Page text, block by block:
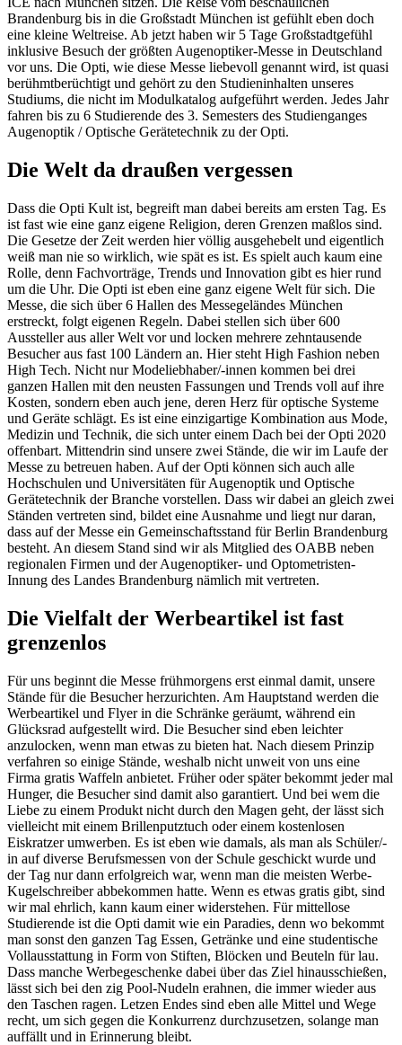
Brandenburg bis in die Großstadt München ist gefühlt eben doch
eine kleine Weltreise. Ab jetzt haben wir 5 Tage Großstadtgefühl
inklusive Besuch der größten Augenoptiker-Messe in Deutschland
vor uns. Die Opti, wie diese Messe liebevoll genannt wird, ist quasi
berühmtberüchtigt und gehört zu den Studieninhalten unseres
Studiums, die nicht im Modulkatalog aufgeführt werden. Jedes Jahr
fahren bis zu 6 Studierende des 3. Semesters des Studienganges
Augenoptik / Optische Gerätetechnik zu der Opti.
Die Welt da draußen vergessen
Dass die Opti Kult ist, begreift man dabei bereits am ersten Tag. Es
ist fast wie eine ganz eigene Religion, deren Grenzen maßlos sind.
Die Gesetze der Zeit werden hier völlig ausgehebelt und eigentlich
weiß man nie so wirklich, wie spät es ist. Es spielt auch kaum eine
Rolle, denn Fachvorträge, Trends und Innovation gibt es hier rund
um die Uhr. Die Opti ist eben eine ganz eigene Welt für sich. Die
Messe, die sich über 6 Hallen des Messegeländes München
erstreckt, folgt eigenen Regeln. Dabei stellen sich über 600
Aussteller aus aller Welt vor und locken mehrere zehntausende
Besucher aus fast 100 Ländern an. Hier steht High Fashion neben
High Tech. Nicht nur Modeliebhaber/-innen kommen bei drei
ganzen Hallen mit den neusten Fassungen und Trends voll auf ihre
Kosten, sondern eben auch jene, deren Herz für optische Systeme
und Geräte schlägt. Es ist eine einzigartige Kombination aus Mode,
Medizin und Technik, die sich unter einem Dach bei der Opti 2020
offenbart. Mittendrin sind unsere zwei Stände, die wir im Laufe der
Messe zu betreuen haben. Auf der Opti können sich auch alle
Hochschulen und Universitäten für Augenoptik und Optische
Gerätetechnik der Branche vorstellen. Dass wir dabei an gleich zwei
Ständen vertreten sind, bildet eine Ausnahme und liegt nur daran,
dass auf der Messe ein Gemeinschaftsstand für Berlin Brandenburg
besteht. An diesem Stand sind wir als Mitglied des OABB neben
regionalen Firmen und der Augenoptiker- und Optometristen-
Innung des Landes Brandenburg nämlich mit vertreten.
Die Vielfalt der Werbeartikel ist fast
grenzenlos
Für uns beginnt die Messe frühmorgens erst einmal damit, unsere
Stände für die Besucher herzurichten. Am Hauptstand werden die
Werbeartikel und Flyer in die Schränke geräumt, während ein
Glücksrad aufgestellt wird. Die Besucher sind eben leichter
anzulocken, wenn man etwas zu bieten hat. Nach diesem Prinzip
verfahren so einige Stände, weshalb nicht unweit von uns eine
Firma gratis Waffeln anbietet. Früher oder später bekommt jeder mal
Hunger, die Besucher sind damit also garantiert. Und bei wem die
Liebe zu einem Produkt nicht durch den Magen geht, der lässt sich
vielleicht mit einem Brillenputztuch oder einem kostenlosen
Eiskratzer umwerben. Es ist eben wie damals, als man als Schüler/-
in auf diverse Berufsmessen von der Schule geschickt wurde und
der Tag nur dann erfolgreich war, wenn man die meisten Werbe-
Kugelschreiber abbekommen hatte. Wenn es etwas gratis gibt, sind
wir mal ehrlich, kann kaum einer widerstehen. Für mittellose
Studierende ist die Opti damit wie ein Paradies, denn wo bekommt
man sonst den ganzen Tag Essen, Getränke und eine studentische
Vollausstattung in Form von Stiften, Blöcken und Beuteln für lau.
Dass manche Werbegeschenke dabei über das Ziel hinausschießen,
lässt sich bei den zig Pool-Nudeln erahnen, die immer wieder aus
den Taschen ragen. Letzen Endes sind eben alle Mittel und Wege
recht, um sich gegen die Konkurrenz durchzusetzen, solange man
auffällt und in Erinnerung bleibt.